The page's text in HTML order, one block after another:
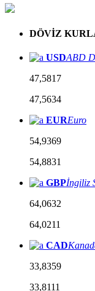
DÖVİZ
USDABD
47,5817
47,5634
EUREuro
54,9369
54,8831
GBPİngiliz
64,0632
64,0211
CAD
33,8359
33,8111